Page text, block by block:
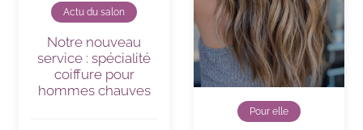
Actu du salon
Notre nouveau
service : spécialité
coiffure pour
hommes chauves
Pour elle